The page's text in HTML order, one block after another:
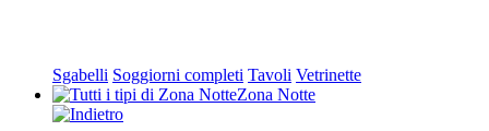
Sgabelli Soggiorni completi Tavoli Vetrinette
Zona Notte